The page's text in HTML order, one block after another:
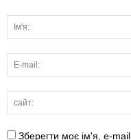
Зберегти моє ім'я, e-